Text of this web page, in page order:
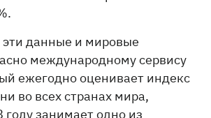
данные и мировые
международному сервису
ежегодно оценивает индекс
во всех странах мира,
занимает одно из